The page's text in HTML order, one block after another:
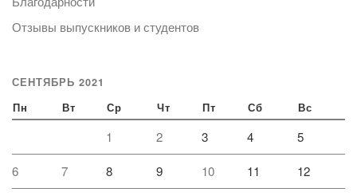
Отзывы выпускников и студентов
СЕНТЯБРЬ 2021
Пн Вт Ср Чт Пт Сб Вс
1 2 3 4 5
6 7 8 9 10 11 12